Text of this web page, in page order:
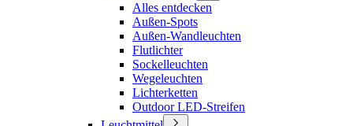
Alles entdecken
Außen-Spots
Außen-Wandleuchten
Flutlichter
Sockelleuchten
Wegeleuchten
Lichterketten
Outdoor LED-Streifen